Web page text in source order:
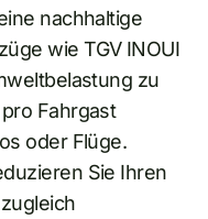
nachhaltige
wie TGV INOUI
zu
Fahrgast
oder Flüge.
Sie Ihren